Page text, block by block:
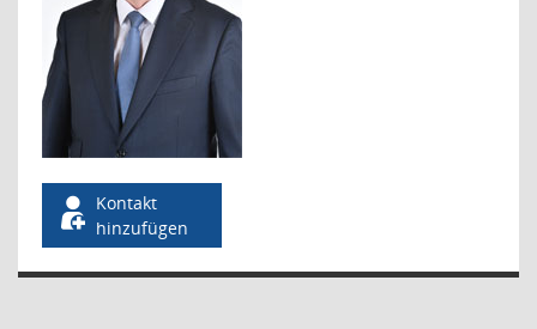
Kontakt
hinzufügen